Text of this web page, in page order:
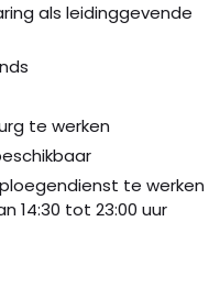
als leidinggevende
te werken
te werken
14:30 tot 23:00 uur